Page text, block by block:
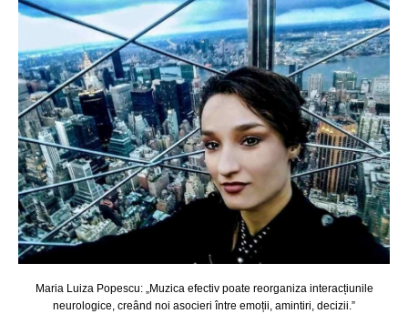
Maria Luiza Popescu: „Muzica efectiv poate reorganiza interacțiunile
neurologice, creând noi asocieri între emoții, amintiri, decizii.”